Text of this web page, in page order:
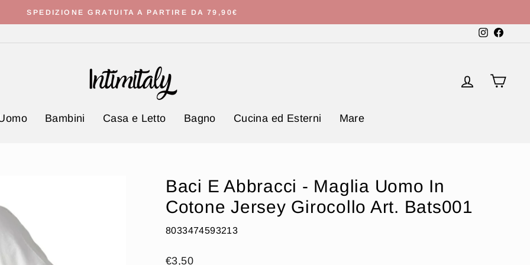
Metti
in
presentazione
SPEDIZIONE GRATUITA A PARTIRE DA 79,90€
Instagram
Accedi
Bambini Casa e Letto Bagno Cucina ed Esterni Mare
Baci E Abbracci - Maglia Uomo In
Cotone Jersey Girocollo Art. Bats001
8033474593213
Prezzo
€3,50